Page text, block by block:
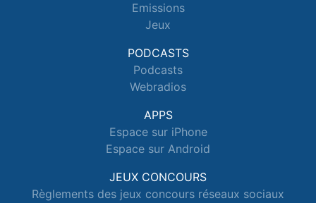
Emissions
Jeux
PODCASTS
Podcasts
Webradios
APPS
Espace sur iPhone
Espace sur Android
JEUX CONCOURS
Règlements des jeux concours réseaux sociaux